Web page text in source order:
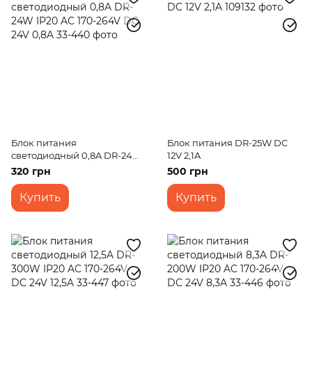
Блок питания
светодиодный 0,8A DR-24W
IP20 AC 170-264V DC 24V
320 грн
Купить
Блок питания DR-25W DC
12V 2,1A
500 грн
Купить